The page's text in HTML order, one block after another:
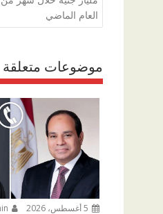
o
k
العام الماضي
موضوعات متعلقة